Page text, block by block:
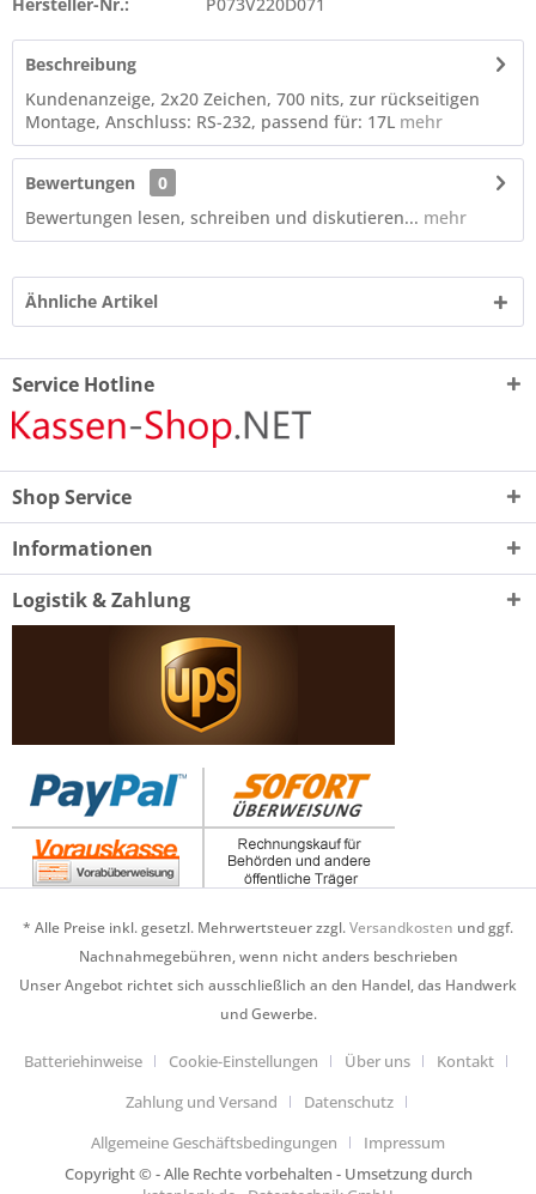
Beschreibung
Kundenanzeige, 2x20 Zeichen, 700 nits, zur rückseitigen
Montage, Anschluss: RS-232, passend für: 17L mehr
Bewertungen
0
Bewertungen lesen, schreiben und diskutieren... mehr
Ähnliche Artikel
Service Hotline
Shop Service
Informationen
Logistik & Zahlung
* Alle Preise inkl. gesetzl. Mehrwertsteuer zzgl.Versandkosten und ggf.
Nachnahmegebühren, wenn nicht anders beschrieben
Unser Angebot richtet sich ausschließlich an den Handel, das Handwerk
und Gewerbe.
Batteriehinweise Cookie-Einstellungen Über uns
Kontakt
Zahlung und Versand
Datenschutz
Allgemeine Geschäftsbedingungen
Impressum
Copyright © - Alle Rechte vorbehalten - Umsetzung durch